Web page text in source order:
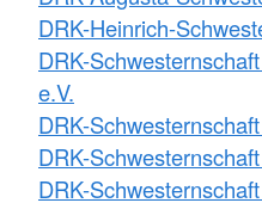
DRK-Heinrich-
DRK-
e.V.
DRK-
DRK-
DRK-